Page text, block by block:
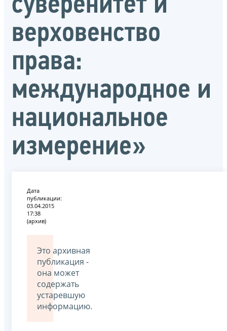
верховенство
права:
международное и
национальное
измерение»
Дата
публикации:
03.04.2015
17:38
(архив)
Это архивная
публикация -
она может
содержать
устаревшую
информацию.